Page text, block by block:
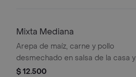
Mixta Mediana
Arepa de maíz, carne y pollo
desmechado en salsa de la casa y
queso mozzarella gratinado.
$ 12.500